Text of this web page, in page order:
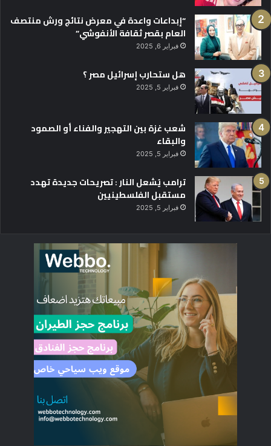
“إبداعات واعدة في معرض نتائج ورش منتصف
العام بقصر ثقافة الأنفوشي”
فبراير 6, 2025
هل ستحارب إسرائيل مصر ؟
فبراير 5, 2025
شعب غزة بين التهجير والفناء أو الصمود
والبقاء
فبراير 5, 2025
ترامب يُشعل النار : تصريحات جديدة تهدد
مستقبل الفلسطينيين
فبراير 5, 2025